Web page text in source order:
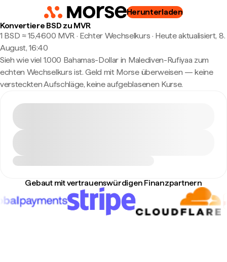
Herunterladen
Konvertiere BSD zu MVR
1 BSD ≈ 15,4600 MVR · Echter Wechselkurs · Heute aktualisiert, 8.
August, 16:40
Sieh wie viel 1.000 Bahamas-Dollar in Malediven-Rufiyaa zum
echten Wechselkurs ist. Geld mit Morse überweisen — keine
versteckten Aufschläge, keine aufgeblasenen Kurse.
Gebaut mit vertrauenswürdigen Finanzpartnern